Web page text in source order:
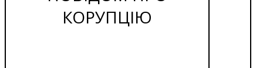
КОРУПЦІЮ